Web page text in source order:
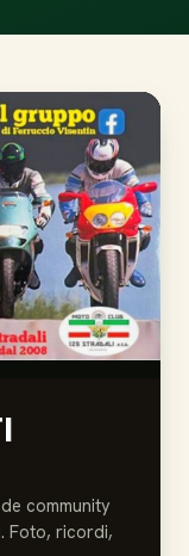
community
Foto, ricordi,